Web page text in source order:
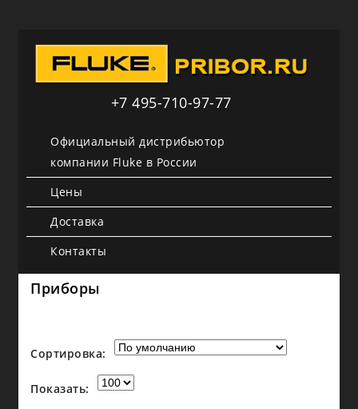
+7 495-710-97-77
Официальный дистрибьютор
компании Fluke в России
Цены
Доставка
Контакты
Приборы
Сортировка:
Показать: